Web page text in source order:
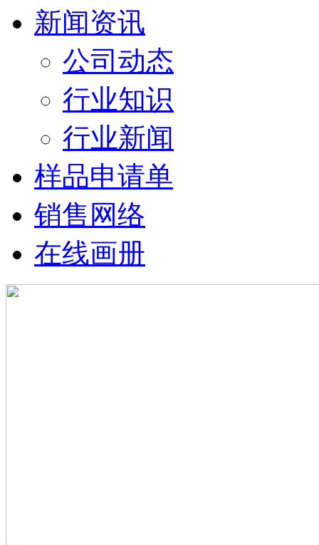
新闻资讯
公司动态
行业知识
行业新闻
样品申请单
销售网络
在线画册